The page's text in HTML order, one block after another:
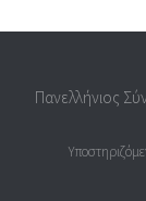
Πανελλήνιος